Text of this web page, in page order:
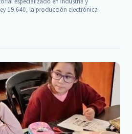
19.640, la producción electrónica